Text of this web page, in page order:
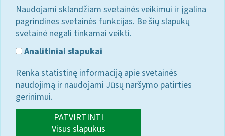
Naudojami sklandžiam svetainės veikimui ir įgalina
pagrindines svetainės funkcijas. Be šių slapukų
svetainė negali tinkamai veikti.
Analitiniai slapukai
Renka statistinę informaciją apie svetainės
naudojimą ir naudojami Jūsų naršymo patirties
gerinimui.
PATVIRTINTI
Visus slapukus